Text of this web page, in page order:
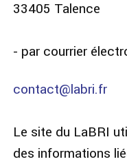
33405 Talence
- par courrier
contact@labri.fr
Le site du LaBRI
des informations